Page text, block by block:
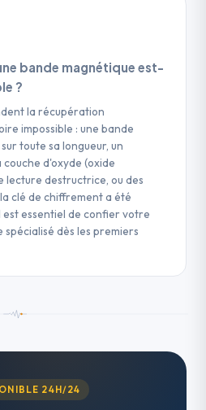
bande magnétique est-
?
la récupération
impossible : une bande
toute sa longueur, un
d'oxyde (oxide
lecture destructrice, ou des
clé de chiffrement a été
est essentiel de confier votre
dès les premiers
24H/24